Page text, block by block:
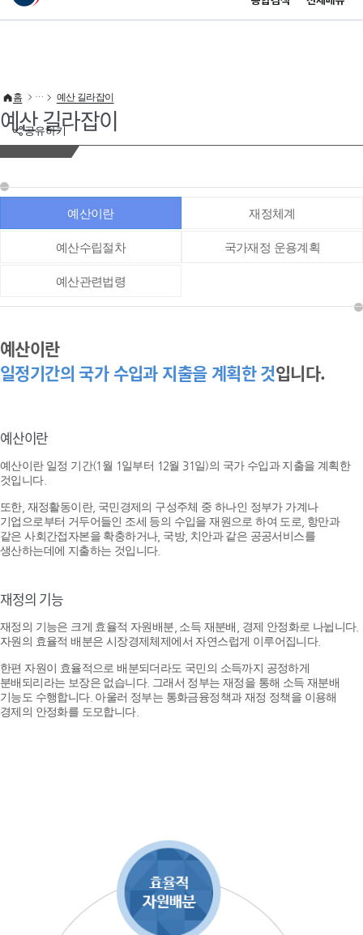
이 누리집은 대한민국 공식 전자정부 누리집입니다.
공유하기
홈 예산 길라잡이
예산 길라잡이
예산이란 재정체계
예산수립절차 국가재정 운용계획
예산관련법령
예산이란
일정기간의 국가 수입과 지출을 계획한 것입니다.
예산이란
예산이란 일정 기간(1월 1일부터 12월 31일)의 국가 수입과 지출을 계획한
것입니다.
또한, 재정활동이란, 국민경제의 구성주체 중 하나인 정부가 가계나
기업으로부터 거두어들인 조세 등의 수입을 재원으로 하여 도로, 항만과
같은 사회간접자본을 확충하거나, 국방, 치안과 같은 공공서비스를
생산하는데에 지출하는 것입니다.
재정의 기능
재정의 기능은 크게 효율적 자원배분, 소득 재분배, 경제 안정화로 나뉩니다.
자원의 효율적 배분은 시장경제체제에서 자연스럽게 이루어집니다.
한편 자원이 효율적으로 배분되더라도 국민의 소득까지 공정하게
분배되리라는 보장은 없습니다. 그래서 정부는 재정을 통해 소득 재분배
기능도 수행합니다. 아울러 정부는 통화금융정책과 재정 정책을 이용해
경제의 안정화를 도모합니다.